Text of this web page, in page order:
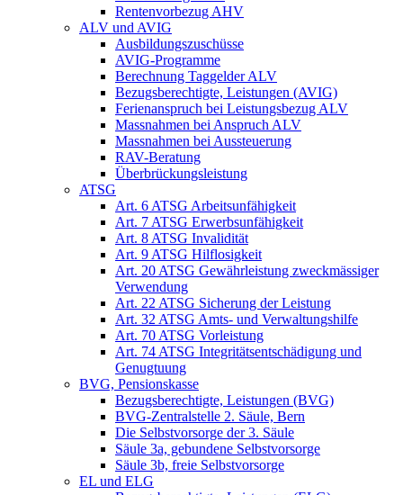
Rentenvorbezug AHV
ALV und AVIG
Ausbildungszuschüsse
AVIG-Programme
Berechnung Taggelder ALV
Bezugsberechtigte, Leistungen (AVIG)
Ferienanspruch bei Leistungsbezug ALV
Massnahmen bei Anspruch ALV
Massnahmen bei Aussteuerung
RAV-Beratung
Überbrückungsleistung
ATSG
Art. 6 ATSG Arbeitsunfähigkeit
Art. 7 ATSG Erwerbsunfähigkeit
Art. 8 ATSG Invalidität
Art. 9 ATSG Hilflosigkeit
Art. 20 ATSG Gewährleistung zweckmässiger
Verwendung
Art. 22 ATSG Sicherung der Leistung
Art. 32 ATSG Amts- und Verwaltungshilfe
Art. 70 ATSG Vorleistung
Art. 74 ATSG Integritätsentschädigung und
Genugtuung
BVG, Pensionskasse
Bezugsberechtigte, Leistungen (BVG)
BVG-Zentralstelle 2. Säule, Bern
Die Selbstvorsorge der 3. Säule
Säule 3a, gebundene Selbstvorsorge
Säule 3b, freie Selbstvorsorge
EL und ELG